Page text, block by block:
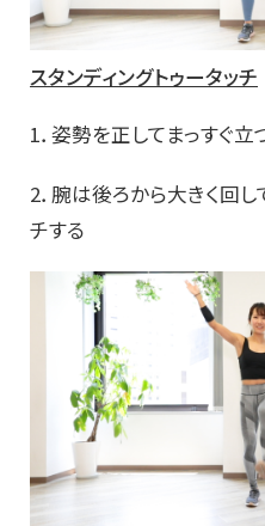
スタンディングトゥータッチ
1．姿勢を正してまっすぐ立
2．腕は後ろから大きく回
チする